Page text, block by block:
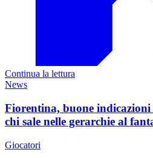
Continua la lettura
News
Fiorentina, buone
chi sale nelle gerarchie al
Giocatori